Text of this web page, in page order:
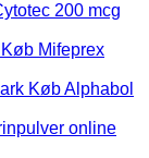
200 mcg
Køb Mifeprex
Køb Alphabol
online